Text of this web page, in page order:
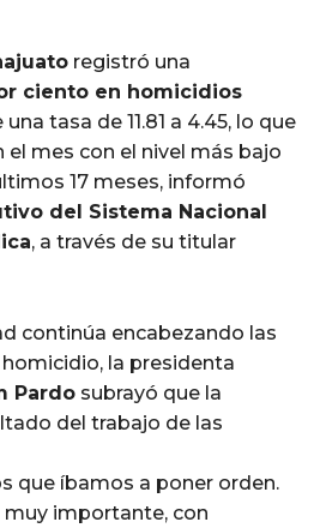
registró una
ciento en homicidios
una tasa de 11.81 a 4.45, lo que
el mes con el nivel más bajo
17 meses, informó
del Sistema Nacional
, a través de su titular
continúa encabezando las
la presidenta
Pardo subrayó que la
del trabajo de las
que íbamos a poner orden.
muy importante, con